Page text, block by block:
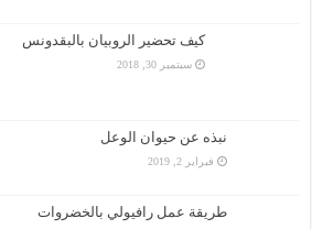
كيف تحضير الروبيان بالبقدونس
سبتمبر 30, 2018
نبذه عن حيوان الوعل
فبراير 2, 2019
طريقة عمل رافيولي بالخضروات